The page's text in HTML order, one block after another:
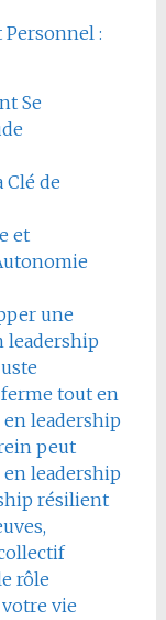
:
Se
Clé de
et
une
leadership
tout en
leadership
peut
leadership
résilient
rôle
vie